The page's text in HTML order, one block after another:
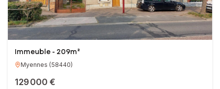
Immeuble - 209m²
Myennes (58440)
129 000 €